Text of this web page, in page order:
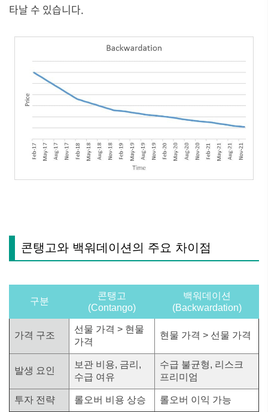
타날 수 있습니다.
콘탱고와 백워데이션의 주요 차이점
구분
콘탱고
(Contango)
백워데이션
(Backwardation)
가격 구조
선물 가격 > 현물
가격
현물 가격 > 선물 가격
발생 요인
보관 비용, 금리,
수급 여유
수급 불균형, 리스크
프리미엄
투자 전략 롤오버 비용 상승 롤오버 이익 가능